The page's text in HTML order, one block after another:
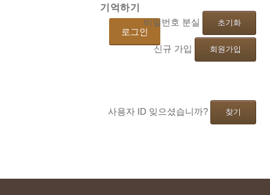
기억하기
비밀번호 분실 초기화
신규 가입 회원가입
사용자 ID 잊으셨습니까? 찾기